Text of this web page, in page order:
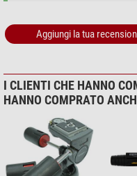
- cellulari
- telescopi
Attenzione: Non usate la vostra
graffiare il rivestimento e le lenti
Kunststofflinsen verkratzen.
Aggiungi la tua
I CLIENTI CHE HANNO
HANNO COMPRATO